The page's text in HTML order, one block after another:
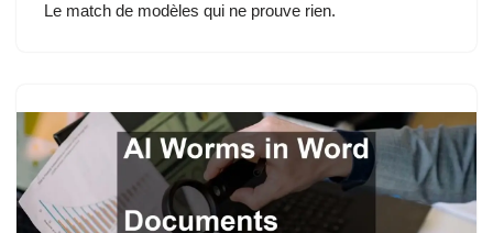
Le match de modèles qui ne prouve rien.